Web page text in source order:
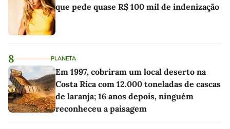
que pede quase R$ 100 mil de indenização
8 PLANETA
Em 1997, cobriram um local deserto na
Costa Rica com 12.000 toneladas de cascas
de laranja; 16 anos depois, ninguém
reconheceu a paisagem